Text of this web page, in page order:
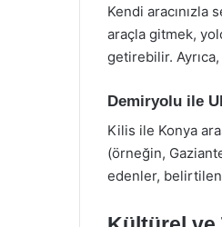
Kendi aracınızla
araçla gitmek,
getirebilir.
Demiryolu ile
Kilis ile Konya
(örneğin,
edenler,